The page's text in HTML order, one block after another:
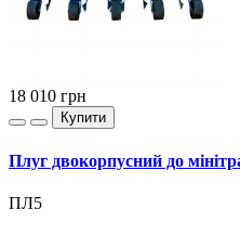
18 010 грн
Купити
Плуг двокорпусний до
ПЛ5